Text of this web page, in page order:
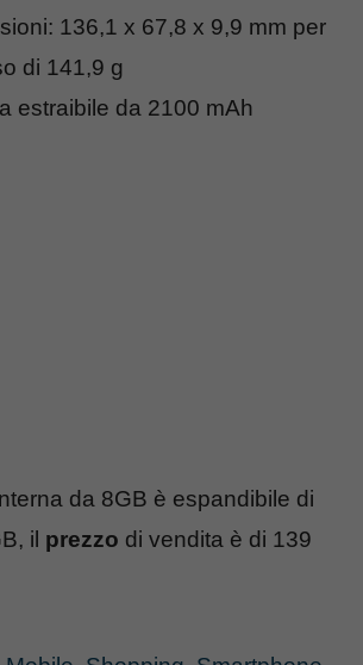
136,1 x 67,8 x 9,9 mm per
di 141,9 g
estraibile da 2100 mAh
da 8GB è espandibile di
il prezzo di vendita è di 139